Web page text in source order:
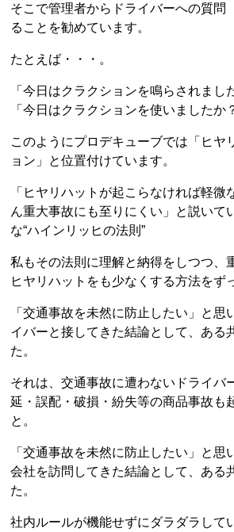
そこで管理者からドライバーへの質問
ることを勧めています。
たとえば・・・。
「今日はクラクションを鳴らされまし
「今日はクラクションを使いましたか
このようにプロデキューブでは「ヒヤ
ョン」と位置付けています。
「ヒヤリハットが起こらなければ軽微
ん重大事故にも至りにくい」と説いて
な“ハインリッヒの法則”
私もその法則に理解と納得をしつつ、
ヒヤリハットをも少なくする方法をず
「交通事故を未然に防止したい」と思
イバーと接してきた結論として、ある
た。
それは、交通事故に遭わないドライバ
延・誤配・破損・紛失等の商品事故も
と。
「交通事故を未然に防止したい」と思
会社を訪問してきた結論として、ある
た。
社内ルールが機能せずにダラダラして